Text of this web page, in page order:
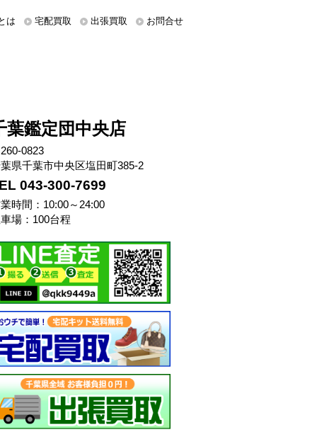
は 宅配買取 出張買取 お問合せ
葉鑑定団中央店
0823
県千葉市中央区塩田町385-2
043-300-7699
時間：10:00～24:00
場：100台程